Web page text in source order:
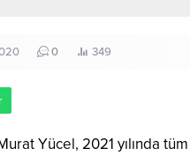
0 349
Yücel, 2021 yılında